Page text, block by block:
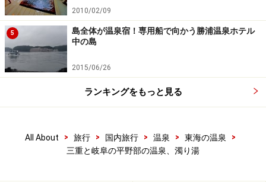
2010/02/09
5
島全体が温泉宿！専用船で向かう勝浦温泉ホテル
中の島
2015/06/26
ランキングをもっと見る
All About > 旅行 > 国内旅行 > 温泉 > 東海の温泉
>
三重と岐阜の平野部の温泉、濁り湯